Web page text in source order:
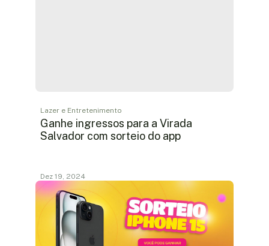
Lazer e Entretenimento
Ganhe ingressos para a Virada
Salvador com sorteio do app
Dez 19, 2024